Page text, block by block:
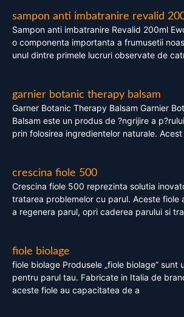
sampon anti imbatranire revalid
Sampon anti imbatranire Revalid 200ml
o componenta importanta a frumusetii
unul dintre primele lucruri observate de
garnier botanic therapy balsam
Garner Botanic Therapy Balsam Garnier
Balsam este un produs de ?ngrijire a
prin folosirea ingredientelor naturale.
crescina fiole 500
Crescina fiole 500 reprezinta solutia
tratarea problemelor cu parul. Aceste fiole
a regenera parul, opri caderea parului si
fiole biolage
fiole biolage Produsele „fiole biolage” sunt
pentru parul tau. Fabricate in Italia de
aceste fiole au capacitatea de a